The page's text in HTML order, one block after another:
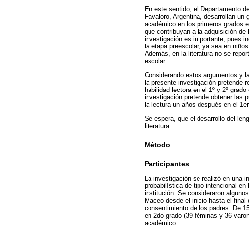
En este sentido, el Departamento
Favaloro, Argentina, desarrollan un
académico en los primeros grados
que contribuyan a la adquisición
investigación es importante, pues
la etapa preescolar, ya sea en
Además, en la literatura no se
escolar.
Considerando estos argumentos y
la presente investigación pretende
habilidad lectora en el 1º y 2º
investigación pretende obtener las
la lectura un años después en el
Se espera, que el desarrollo del
literatura.
Método
Participantes
La investigación se realizó en una
probabilística de tipo intencional
institución. Se consideraron
Maceo desde el inicio hasta el final
consentimiento de los padres. De
en 2do grado (39 féminas y 36
académico.